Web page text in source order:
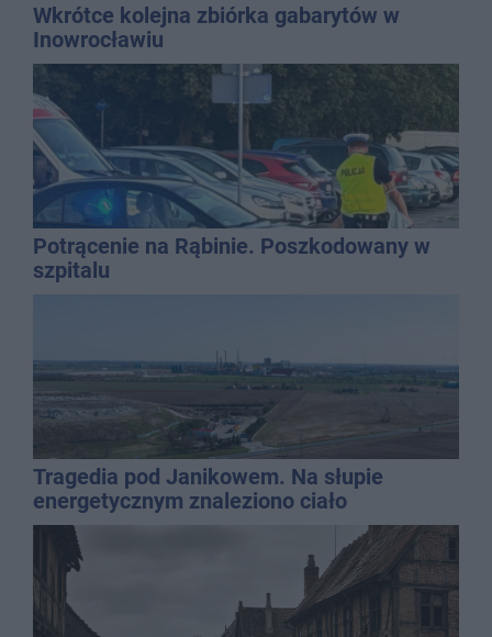
Wkrótce kolejna zbiórka gabarytów w
Inowrocławiu
Potrącenie na Rąbinie. Poszkodowany w
szpitalu
Tragedia pod Janikowem. Na słupie
energetycznym znaleziono ciało
mężczyzny